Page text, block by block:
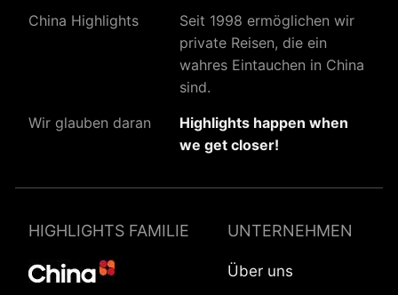
China Highlights
Seit 1998 ermöglichen wir
private Reisen, die ein
wahres Eintauchen in China
sind.
Wir glauben daran
Highlights happen when
we get closer!
HIGHLIGHTS FAMILIE UNTERNEHMEN
Über uns